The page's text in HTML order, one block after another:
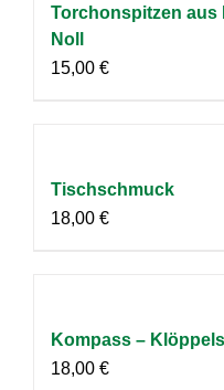
Torchonspitzen aus
Noll
15,00 €
Tischschmuck
18,00 €
Kompass –
18,00 €